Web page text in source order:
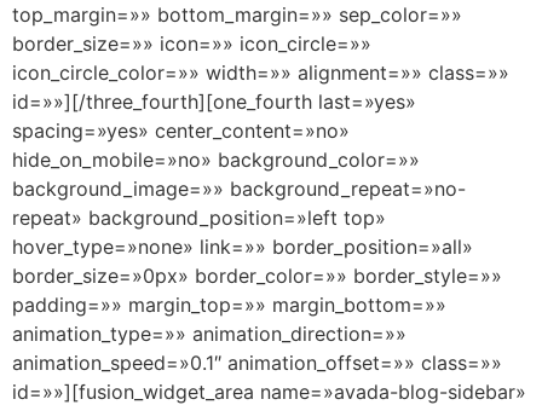
top_margin=»» bottom_margin=»» sep_color=»»
border_size=»» icon=»» icon_circle=»»
icon_circle_color=»» width=»» alignment=»» class=»»
id=»»][/three_fourth][one_fourth last=»yes»
spacing=»yes» center_content=»no»
hide_on_mobile=»no» background_color=»»
background_image=»» background_repeat=»no-
repeat» background_position=»left top»
hover_type=»none» link=»» border_position=»all»
border_size=»0px» border_color=»» border_style=»»
padding=»» margin_top=»» margin_bottom=»»
animation_type=»» animation_direction=»»
animation_speed=»0.1″ animation_offset=»» class=»»
id=»»][fusion_widget_area name=»avada-blog-sidebar»